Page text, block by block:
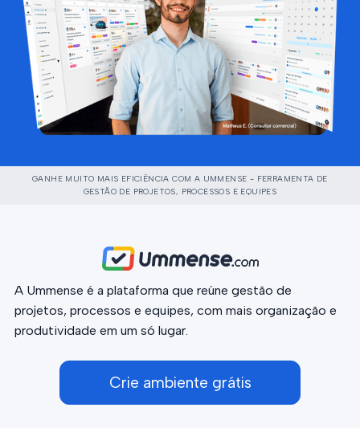
GANHE MUITO MAIS EFICIÊNCIA COM A UMMENSE - FERRAMENTA DE
GESTÃO DE PROJETOS, PROCESSOS E EQUIPES
A Ummense é a plataforma que reúne gestão de
projetos, processos e equipes, com mais organização e
produtividade em um só lugar.
Crie ambiente grátis